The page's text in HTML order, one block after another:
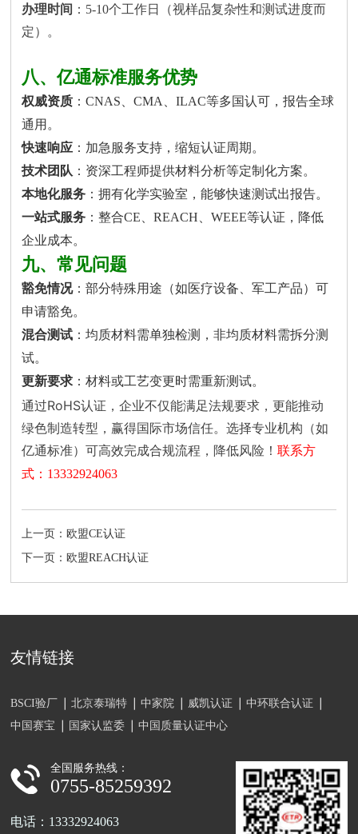
办理时间 ：5-10个工作日（视样品复杂性和测试进度而
定）。
八、亿通标准服务优势
权威资质 ：CNAS、CMA、ILAC等多国认可，报告全球
通用。
快速响应 ：加急服务支持，缩短认证周期。
技术团队 ：资深工程师提供材料分析等定制化方案。
本地化服务 ：拥有化学实验室，能够快速测试出报告。
一站式服务 ：整合CE、REACH、WEEE等认证，降低
企业成本。
九、常见问题
豁免情况：部分特殊用途（如医疗设备、军工产品）可
申请豁免。
混合测试 ：均质材料需单独检测，非均质材料需拆分测
试。
更新要求 ：材料或工艺变更时需重新测试。
通过RoHS认证，企业不仅能满足法规要求，更能推动
绿色制造转型，赢得国际市场信任。选择专业机构（如
亿通标准）可高效完成合规流程，降低风险！联系方
式：13332924063
上一页：欧盟CE认证
下一页：欧盟REACH认证
友情链接
BSCI验厂 北京泰瑞特 中家院 威凯认证
中环联合认证
中国赛宝
国家认监委 中国质量认证中心
全国服务热线：
0755-85259392
电话：13332924063